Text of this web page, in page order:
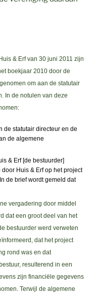
& Erf van 30 juni 2011 zijn
boekjaar 2010 door de
om aan de statutair
In de notulen van deze
de statutair directeur en de
de algemene
& Erf [de bestuurder]
Huis & Erf op het project
de brief wordt gemeld dat
vergadering door middel
dat een groot deel van het
bestuurder werd verweten
dat het project
rond was en dat
resulterend in een
zijn financiële gegevens
Terwijl de algemene